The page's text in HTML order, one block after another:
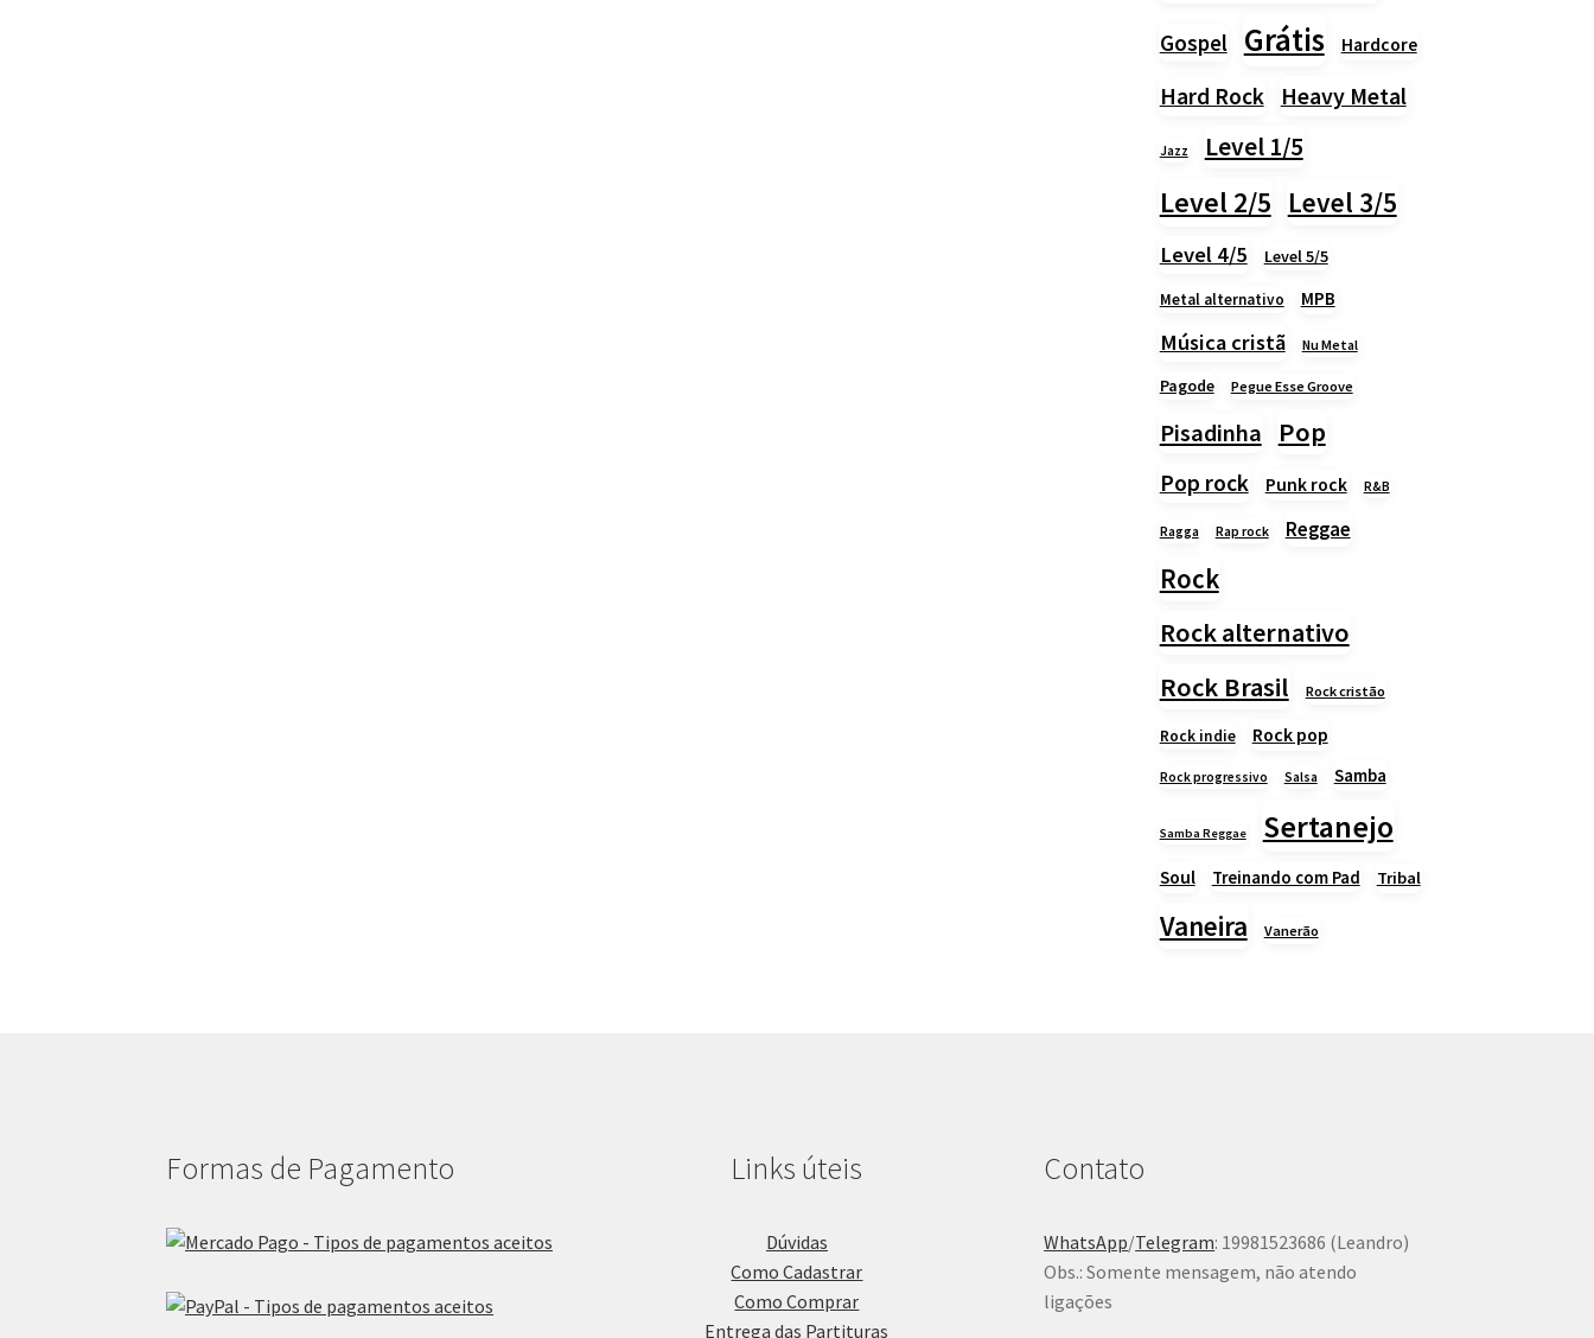
Gospel Grátis Hardcore
Hard Rock Heavy Metal
Jazz Level 1/5
Level 2/5 Level 3/5
Level 4/5 Level 5/5
Metal alternativo MPB
Música cristã Nu Metal
Pagode Pegue Esse Groove
Pisadinha Pop
Pop rock Punk rock R&B
Ragga Rap rock Reggae
Rock
Rock alternativo
Rock Brasil
Rock cristão
Rock indie Rock pop
Rock progressivo Salsa Samba
Samba Reggae Sertanejo
Soul Treinando com Pad Tribal
Vaneira Vanerão
Formas de Pagamento Links úteis
Dúvidas
Como Cadastrar
Como Comprar
Entrega das Partituras
Contato
WhatsApp/Telegram: 19981523686 (Leandro)
Obs.: Somente mensagem, não atendo
ligações